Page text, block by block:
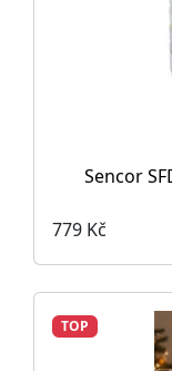
Sencor
779 Kč
TOP